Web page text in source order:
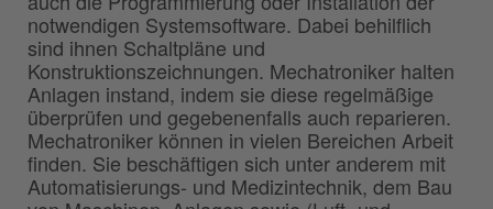
notwendigen Systemsoftware. Dabei behilflich
sind ihnen Schaltpläne und
Konstruktionszeichnungen. Mechatroniker halten
Anlagen instand, indem sie diese regelmäßige
überprüfen und gegebenenfalls auch reparieren.
Mechatroniker können in vielen Bereichen Arbeit
finden. Sie beschäftigen sich unter anderem mit
Automatisierungs- und Medizintechnik, dem Bau